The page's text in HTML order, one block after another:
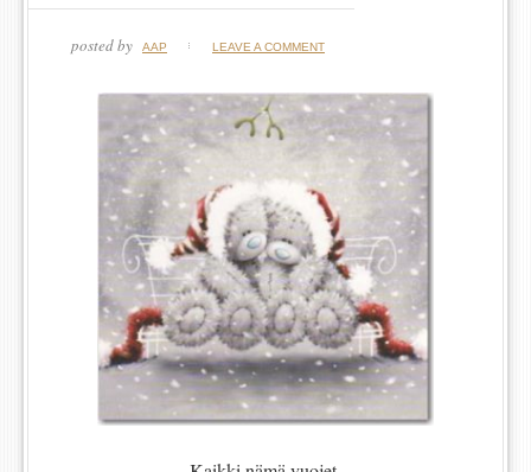
posted by AAP LEAVE A COMMENT